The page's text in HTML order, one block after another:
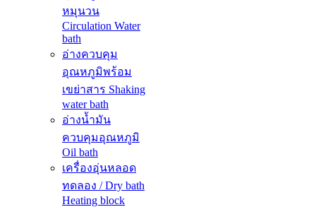
หมุนวน
Circulation Water
bath
อ่างควบคุม
อุณหภูมิพร้อม
เขย่าสาร Shaking
water bath
อ่างน้ำมัน
ควบคุมอุณหภูมิ
Oil bath
เครื่องอุ่นหลอด
ทดลอง / Dry bath
Heating block